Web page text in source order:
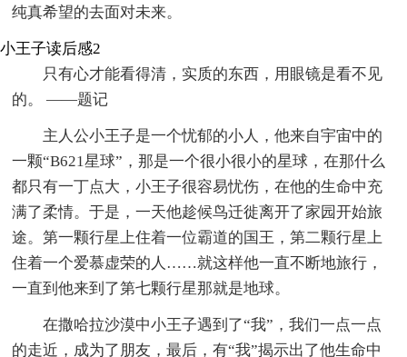
纯真希望的去面对未来。
小王子读后感2
只有心才能看得清，实质的东西，用眼镜是看不见
的。 ——题记
主人公小王子是一个忧郁的小人，他来自宇宙中的
一颗“B621星球”，那是一个很小很小的星球，在那什么
都只有一丁点大，小王子很容易忧伤，在他的生命中充
满了柔情。于是，一天他趁候鸟迁徙离开了家园开始旅
途。第一颗行星上住着一位霸道的国王，第二颗行星上
住着一个爱慕虚荣的人……就这样他一直不断地旅行，
一直到他来到了第七颗行星那就是地球。
在撒哈拉沙漠中小王子遇到了“我”，我们一点一点
的走近，成为了朋友，最后，有“我”揭示出了他生命中